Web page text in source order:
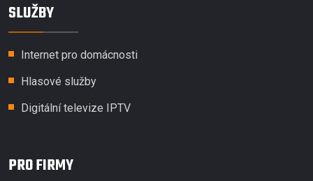
SLUŽBY
Internet pro domácnosti
Hlasové služby
Digitální televize IPTV
PRO FIRMY